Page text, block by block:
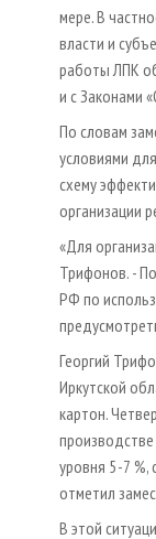
мере. В
власти и
работы ЛПК
и с Законами
По словам
условиями
схему
организации
«Для
Трифонов. -
РФ по
Георгий
Иркутской
картон.
уровня 5 - 7
отметил
В этой